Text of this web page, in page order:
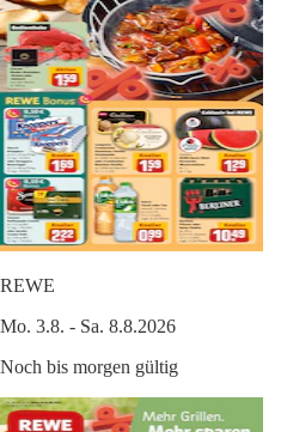
REWE
Mo. 3.8. - Sa. 8.8.2026
Noch bis morgen gültig